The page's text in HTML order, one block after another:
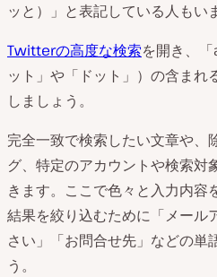
ッと）」と表記している人もい
Twitterの高度な検索を開き、
ット」や「ドット」）の含まれ
しましょう。
完全一致で検索したい文章や、
グ、特定のアカウントや検索対
きます。ここで色々と入力内容
結果を絞り込むために「メール
さい」「お問合せ先」などの単
う。